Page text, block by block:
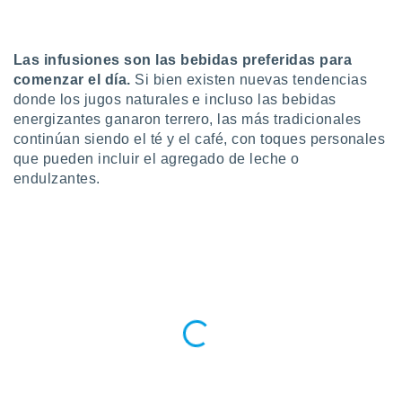
más
nuestra
y
Las infusiones son las bebidas preferidas para
comenzar el día. Si bien existen nuevas tendencias
donde los jugos naturales e incluso las bebidas
energizantes ganaron terrero, las más tradicionales
continúan siendo el té y el café, con toques personales
que pueden incluir el agregado de leche o
endulzantes.